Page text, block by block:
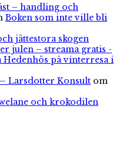
– handling och
Boken som inte ville bli
jättestora skogen
julen – streama gratis -
Hedenhös på vinterresa i
Larsdotter Konsult om
och krokodilen